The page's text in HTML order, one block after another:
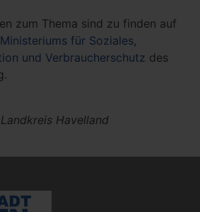
zum Thema sind zu finden auf
für Soziales,
und Verbraucherschutz des
Havelland